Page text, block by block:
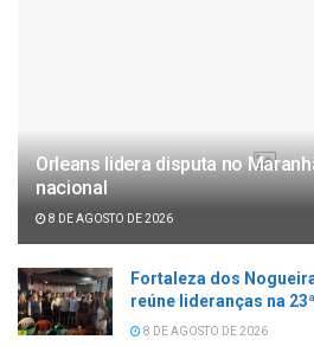
Orleans lidera disputa no
nacional
8 DE AGOSTO DE 2026
Fortaleza dos
reúne lideranças na
8 DE AGOSTO DE 2026